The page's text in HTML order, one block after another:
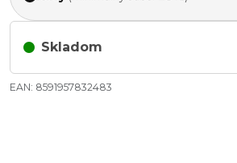
Skladom
EAN: 8591957832483